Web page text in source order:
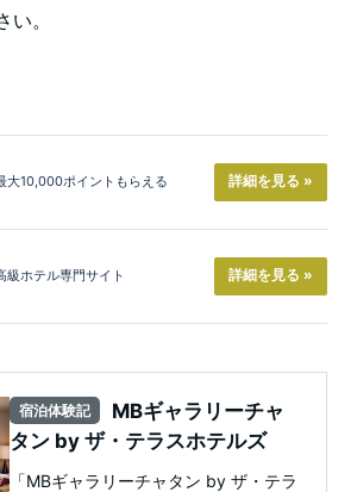
。
大10,000ポイントもらえる 詳細を見る »
級ホテル専門サイト 詳細を見る »
宿泊体験記
MBギャラリーチャ
タン by ザ・テラスホテルズ
「MBギャラリーチャタン by ザ・テラ